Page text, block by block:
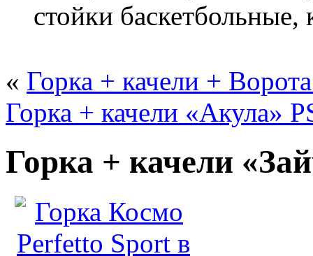
стойки баскетбольные,
« Горка + качели +
Горка + качели «Акула»
Горка + качели